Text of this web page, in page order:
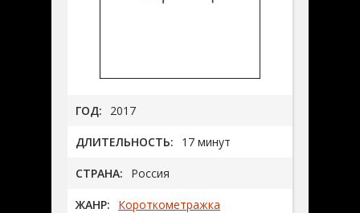
ГОД: 2017
ДЛИТЕЛЬНОСТЬ: 17 минут
СТРАНА: Россия
ЖАНР: Короткометражка